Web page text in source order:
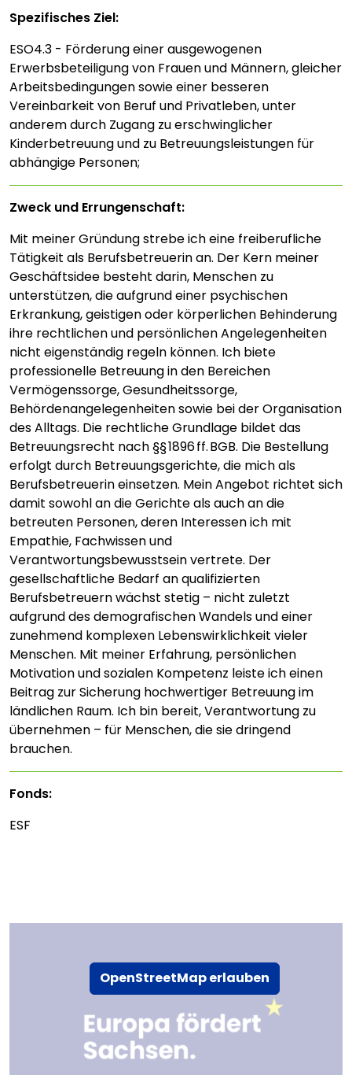
OpenStreetMap erlauben
Spezifisches Ziel:
ESO4.3 - Förderung einer ausgewogenen
Erwerbsbeteiligung von Frauen und Männern, gleicher
Arbeitsbedingungen sowie einer besseren
Vereinbarkeit von Beruf und Privatleben, unter
anderem durch Zugang zu erschwinglicher
Kinderbetreuung und zu Betreuungsleistungen für
abhängige Personen;
Zweck und Errungenschaft:
Mit meiner Gründung strebe ich eine freiberufliche
Tätigkeit als Berufsbetreuerin an. Der Kern meiner
Geschäftsidee besteht darin, Menschen zu
unterstützen, die aufgrund einer psychischen
Erkrankung, geistigen oder körperlichen Behinderung
ihre rechtlichen und persönlichen Angelegenheiten
nicht eigenständig regeln können. Ich biete
professionelle Betreuung in den Bereichen
Vermögenssorge, Gesundheitssorge,
Behördenangelegenheiten sowie bei der Organisation
des Alltags. Die rechtliche Grundlage bildet das
Betreuungsrecht nach §§ 1896 ff. BGB. Die Bestellung
erfolgt durch Betreuungsgerichte, die mich als
Berufsbetreuerin einsetzen. Mein Angebot richtet sich
damit sowohl an die Gerichte als auch an die
betreuten Personen, deren Interessen ich mit
Empathie, Fachwissen und
Verantwortungsbewusstsein vertrete. Der
gesellschaftliche Bedarf an qualifizierten
Berufsbetreuern wächst stetig – nicht zuletzt
aufgrund des demografischen Wandels und einer
zunehmend komplexen Lebenswirklichkeit vieler
Menschen. Mit meiner Erfahrung, persönlichen
Motivation und sozialen Kompetenz leiste ich einen
Beitrag zur Sicherung hochwertiger Betreuung im
ländlichen Raum. Ich bin bereit, Verantwortung zu
übernehmen – für Menschen, die sie dringend
brauchen.
Fonds:
ESF